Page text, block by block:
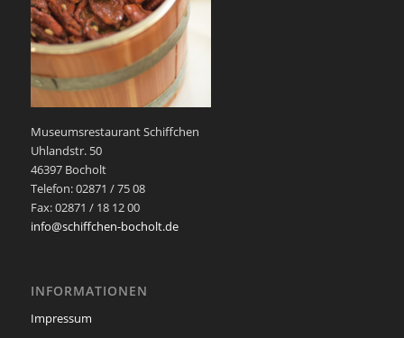
Museumsrestaurant Schiffchen
Uhlandstr. 50
46397 Bocholt
Telefon: 02871 / 75 08
Fax: 02871 / 18 12 00
info@schiffchen-bocholt.de
INFORMATIONEN
Impressum